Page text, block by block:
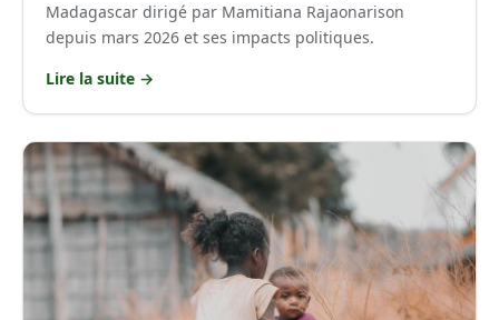
Madagascar dirigé par Mamitiana Rajaonarison
depuis mars 2026 et ses impacts politiques.
Lire la suite →